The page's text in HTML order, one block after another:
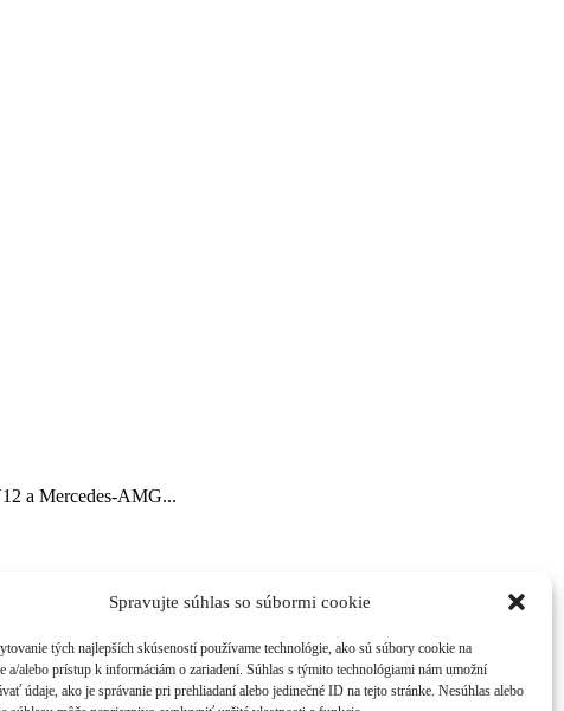
Spravujte súhlas so súbormi cookie
tých najlepších skúseností používame technológie, ako sú súbory cookie na
a/alebo prístup k informáciám o zariadení. Súhlas s týmito technológiami nám umožní
údaje, ako je správanie pri prehliadaní alebo jedinečné ID na tejto stránke. Nesúhlas alebo
a Mercedes-AMG...
v